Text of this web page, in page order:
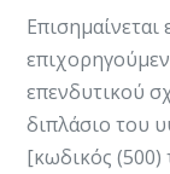
επενδυτικού
διπλάσιο του
[κωδικός (500)